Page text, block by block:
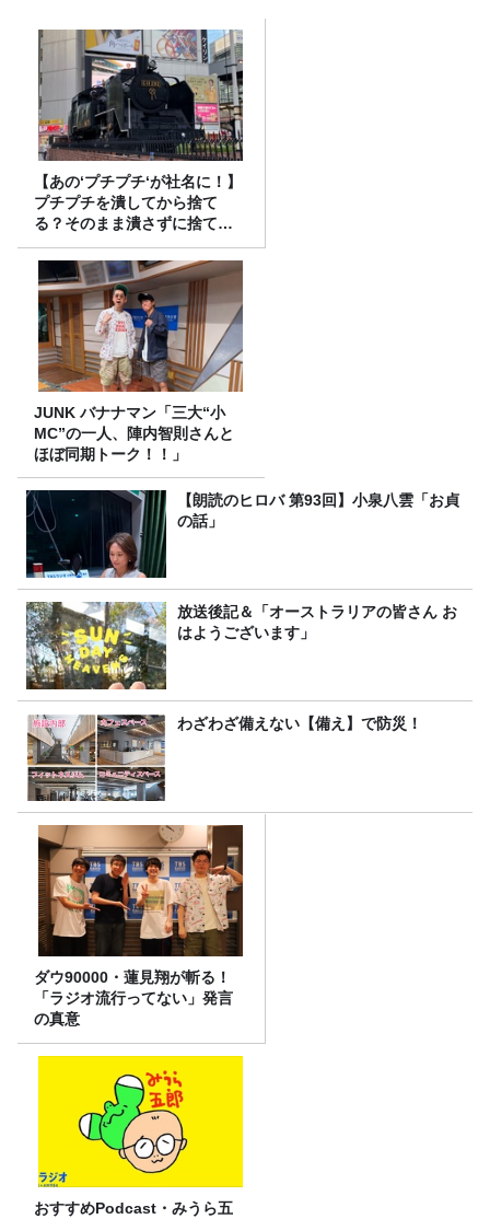
【あの‘プチプチ‘が社名に！】
プチプチを潰してから捨て
る？そのまま潰さずに捨て
る？
JUNK バナナマン「三大“小
MC”の一人、陣内智則さんと
ほぼ同期トーク！！」
【朗読のヒロバ 第93回】小泉八雲「お貞
の話」
放送後記＆「オーストラリアの皆さん お
はようございます」
わざわざ備えない【備え】で防災！
ダウ90000・蓮見翔が斬る！
「ラジオ流行ってない」発言
の真意
おすすめPodcast・みうら五